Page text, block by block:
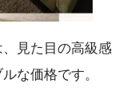
見た目の高級感
な価格です。